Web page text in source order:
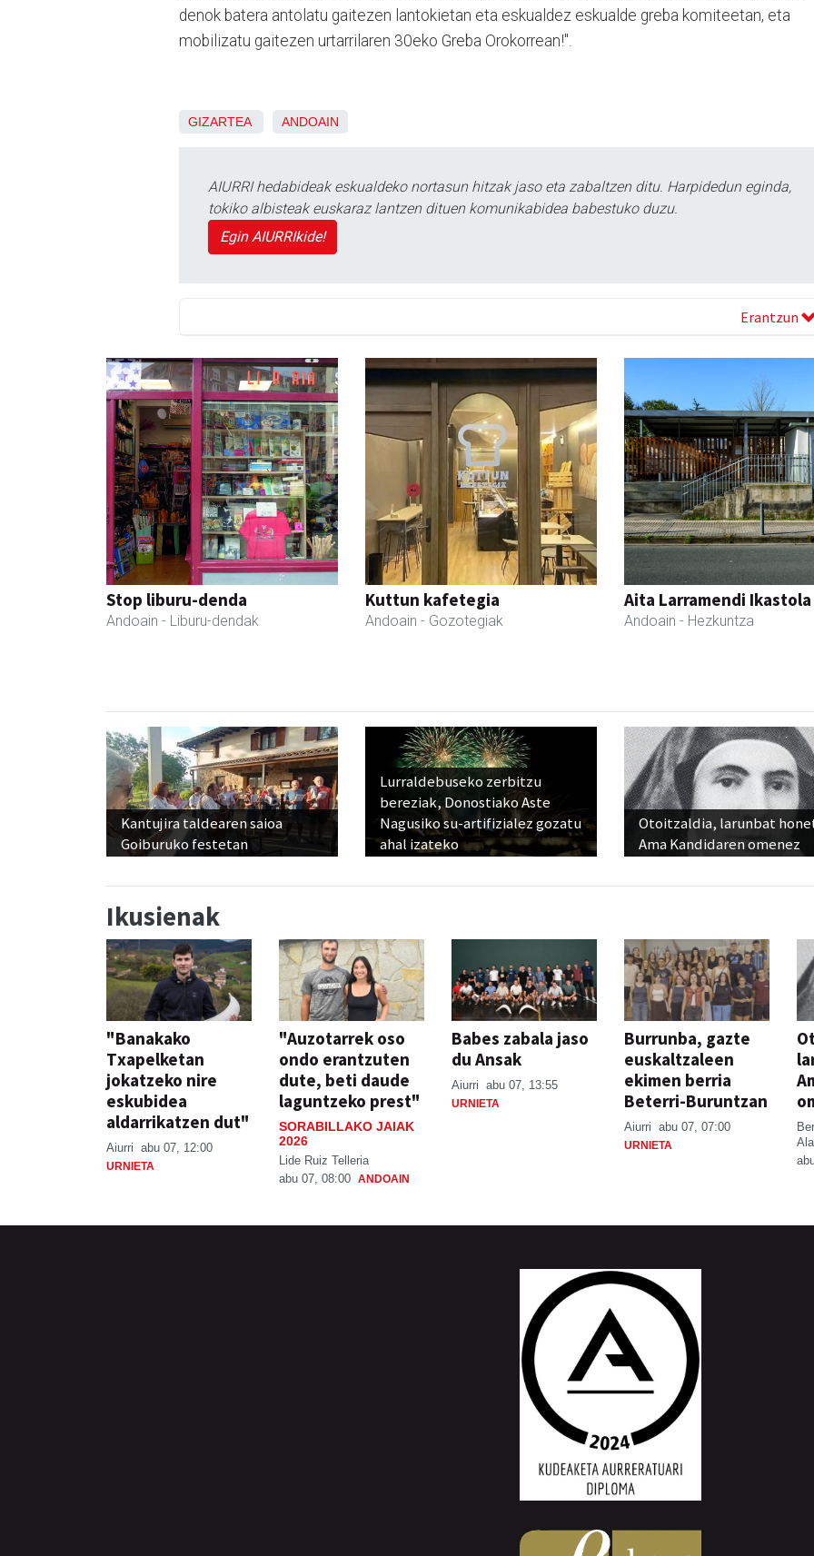
denok batera antolatu gaitezen lantokietan eta eskualdez eskualde greba komiteetan, eta
mobilizatu gaitezen urtarrilaren 30eko Greba Orokorrean!".
GIZARTEA ANDOAIN
AIURRI hedabideak eskualdeko nortasun hitzak jaso eta zabaltzen ditu. Harpidedun eginda,
tokiko albisteak euskaraz lantzen dituen komunikabidea babestuko duzu.
Egin AIURRIkide!
Erantzun
Stop liburu-denda
Andoain - Liburu-dendak
Kuttun kafetegia
Andoain - Gozotegiak
Aita Larramendi Ikastola
Andoain - Hezkuntza
Kantujira taldearen saioa
Goiburuko festetan
Lurraldebuseko zerbitzu
bereziak, Donostiako Aste
Nagusiko su-artifizialez gozatu
ahal izateko
Otoitzaldia, larunbat
Ama Kandidaren omenez
Ikusienak
"Banakako
Txapelketan
jokatzeko nire
eskubidea
aldarrikatzen dut"
Aiurri abu 07, 12:00
URNIETA
"Auzotarrek oso
ondo erantzuten
dute, beti daude
laguntzeko prest"
SORABILLAKO JAIAK
2026
Lide Ruiz Telleria
abu 07, 08:00 ANDOAIN
Babes zabala jaso
du Ansak
Aiurri abu 07, 13:55
URNIETA
Burrunba, gazte
euskaltzaleen
ekimen berria
Beterri-Buruntzan
Aiurri abu 07, 07:00
URNIETA